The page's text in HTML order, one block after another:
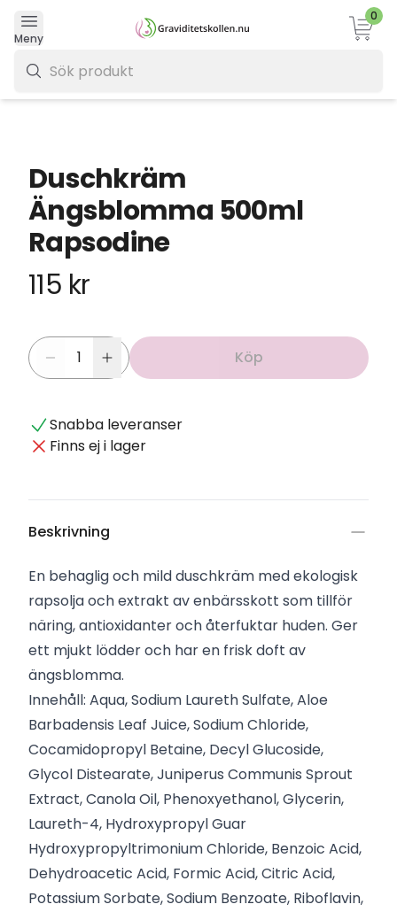
Meny
0
Duschkräm
Ängsblomma 500ml
Rapsodine
115 kr
Köp
Snabba leveranser
Finns ej i lager
Beskrivning
En behaglig och mild duschkräm med ekologisk
rapsolja och extrakt av enbärsskott som tillför
näring, antioxidanter och återfuktar huden. Ger
ett mjukt lödder och har en frisk doft av
ängsblomma.
Innehåll: Aqua, Sodium Laureth Sulfate, Aloe
Barbadensis Leaf Juice, Sodium Chloride,
Cocamidopropyl Betaine, Decyl Glucoside,
Glycol Distearate, Juniperus Communis Sprout
Extract, Canola Oil, Phenoxyethanol, Glycerin,
Laureth-4, Hydroxypropyl Guar
Hydroxypropyltrimonium Chloride, Benzoic Acid,
Dehydroacetic Acid, Formic Acid, Citric Acid,
Potassium Sorbate, Sodium Benzoate, Riboflavin,